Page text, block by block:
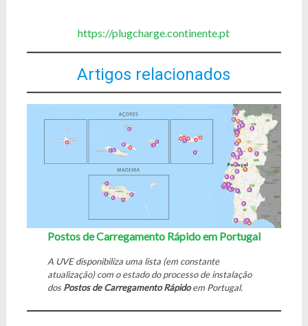
https://plugcharge.continente.pt
Artigos relacionados
Postos de Carregamento Rápido em Portugal
A UVE disponibiliza uma lista (em constante
atualização) com o estado do processo de instalação
dosPostos deCarregamento Rápido em Portugal.